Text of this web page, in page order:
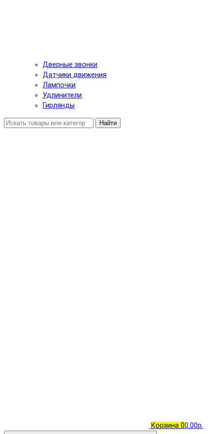
Дверные звонки
Датчики движения
Лампочки
Удлинители
Гирлянды
Найти
Корзина 00.00р.